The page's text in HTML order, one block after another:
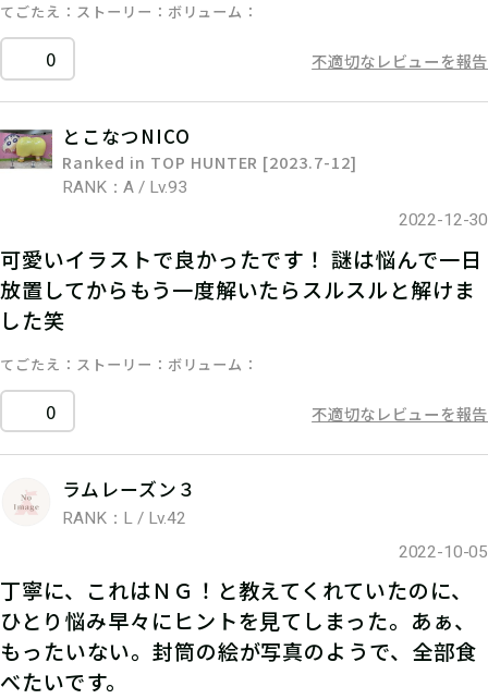
てごたえ ストーリー ボリューム
0 不適切なレビューを報告
とこなつNICO
Ranked in TOP HUNTER [2023.7-12]
RANK：A / Lv.93
2022-12-30
可愛いイラストで良かったです！ 謎は悩んで一日
放置してからもう一度解いたらスルスルと解けま
した笑
てごたえ ストーリー ボリューム
0 不適切なレビューを報告
ラムレーズン３
RANK：L / Lv.42
2022-10-05
丁寧に、これはＮＧ！と教えてくれていたのに、
ひとり悩み早々にヒントを見てしまった。あぁ、
もったいない。封筒の絵が写真のようで、全部食
べたいです。